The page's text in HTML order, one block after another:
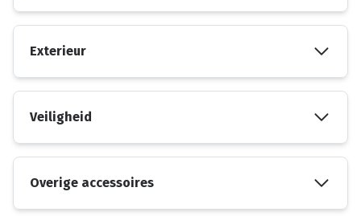
Exterieur
Veiligheid
Overige accessoires